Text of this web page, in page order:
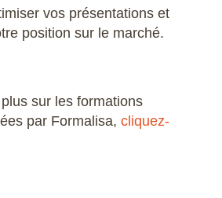
vos présentations et
position sur le marché.
sur les formations
par Formalisa, cliquez-